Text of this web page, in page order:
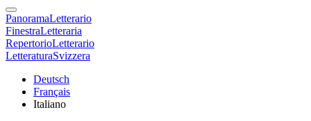
PanoramaLetterario
FinestraLetteraria
RepertorioLetterario
LetteraturaSvizzera
Deutsch
Français
Italiano